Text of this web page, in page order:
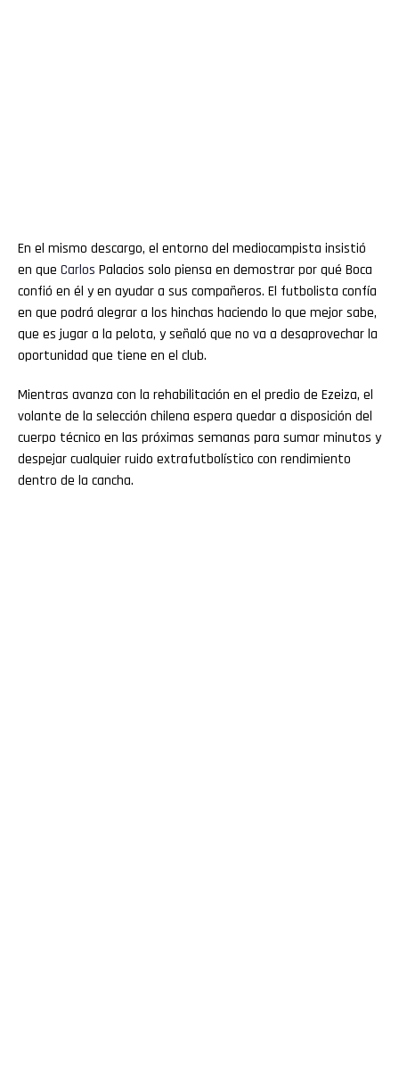
En el mismo descargo, el entorno del mediocampista insistió
en que Carlos Palacios solo piensa en demostrar por qué Boca
confió en él y en ayudar a sus compañeros. El futbolista confía
en que podrá alegrar a los hinchas haciendo lo que mejor sabe,
que es jugar a la pelota, y señaló que no va a desaprovechar la
oportunidad que tiene en el club.
Mientras avanza con la rehabilitación en el predio de Ezeiza, el
volante de la selección chilena espera quedar a disposición del
cuerpo técnico en las próximas semanas para sumar minutos y
despejar cualquier ruido extrafutbolístico con rendimiento
dentro de la cancha.